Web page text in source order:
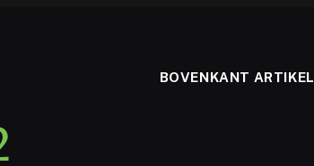
BOVENKANT ARTIKEL